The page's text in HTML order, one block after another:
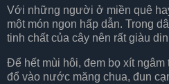
Với những người ở miền quê
một món ngon hấp dẫn. Trong
tinh chất của cây nên rất giàu
Để hết mùi hôi, đem bọ xít
đổ vào nước măng chua, đun